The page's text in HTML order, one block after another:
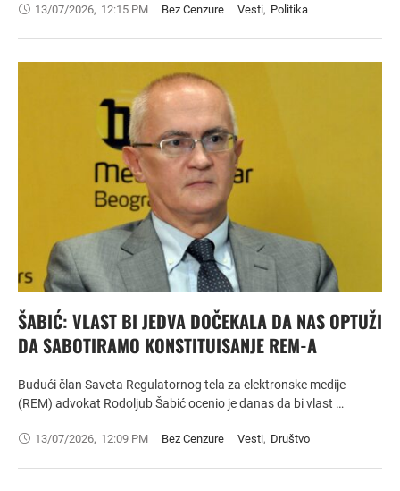
13/07/2026, 12:15 PM Bez Cenzure Vesti, Politika
ŠABIĆ: VLAST BI JEDVA DOČEKALA DA NAS OPTUŽI
DA SABOTIRAMO KONSTITUISANJE REM-A
Budući član Saveta Regulatornog tela za elektronske medije
(REM) advokat Rodoljub Šabić ocenio je danas da bi vlast …
13/07/2026, 12:09 PM Bez Cenzure Vesti, Društvo